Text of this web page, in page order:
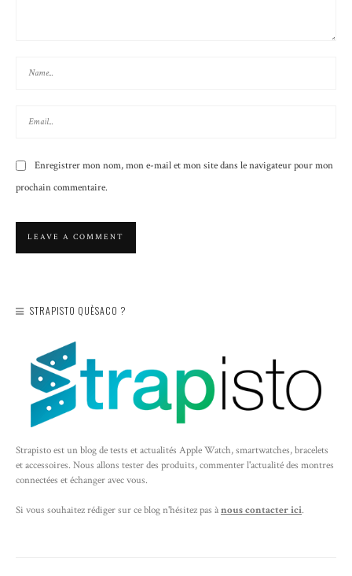
Enregistrer mon nom, mon e-mail et mon site dans le navigateur pour mon
prochain commentaire.
STRAPISTO QUÈSACO ?
Strapisto est un blog de tests et actualités Apple Watch, smartwatches, bracelets
et accessoires. Nous allons tester des produits, commenter l'actualité des montres
connectées et échanger avec vous.
Si vous souhaitez rédiger sur ce blog n'hésitez pas ànous contacter ici.